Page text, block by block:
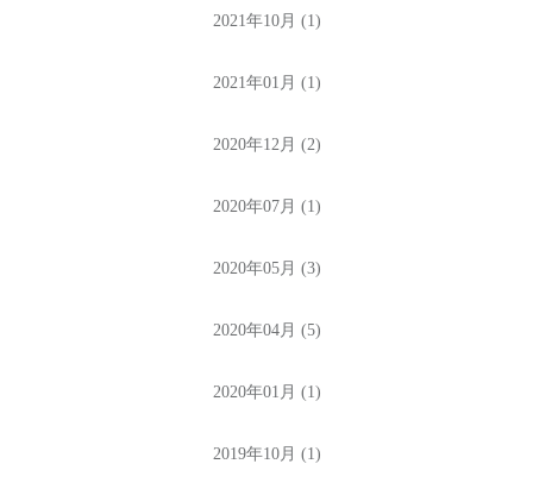
2021年10月 (1)
2021年01月 (1)
2020年12月 (2)
2020年07月 (1)
2020年05月 (3)
2020年04月 (5)
2020年01月 (1)
2019年10月 (1)